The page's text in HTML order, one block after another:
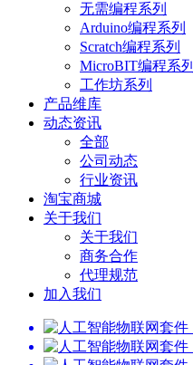
无需编程系列
Arduino编程系列
Scratch编程系列
MicroBIT编程系列
工作坊系列
产品维库
动态资讯
全部
公司动态
行业资讯
淘宝商城
关于我们
关于我们
商务合作
代理规范
加入我们